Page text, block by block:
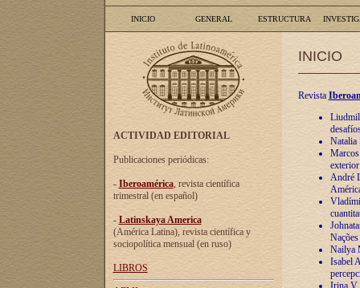
INICIO GENERAL ESTRUCTURA
ACTIVIDAD EDITORIAL
Publicaciones periódicas:
- Iberoamérica, revista científica
trimestral (en español)
- Latinskaya America
(América Latina), revista científica y
sociopolítica mensual (en ruso)
LIBROS
INICIO
Revista
Natalia
André
Nailya
Isabel
Irina V.